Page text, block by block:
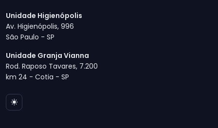
Unidade Higienópolis
Av. Higienópolis, 996
São Paulo - SP
Unidade Granja Vianna
Rod. Raposo Tavares, 7.200
km 24 - Cotia - SP